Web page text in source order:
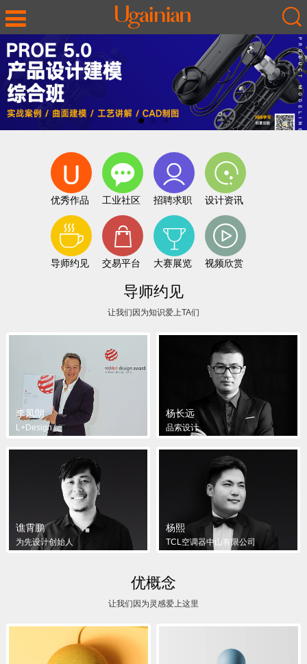
优秀作品 工业社区 招聘求职 设计资讯
导师约见 交易平台 大赛展览 视频欣赏
导师约见
让我们因为知识爱上TA们
李凤朗
L+Design
杨长远
品索设计
谯霄鹏
为先设计创始人
杨熙
TCL空调器中山有限公司
优概念
让我们因为灵感爱上这里